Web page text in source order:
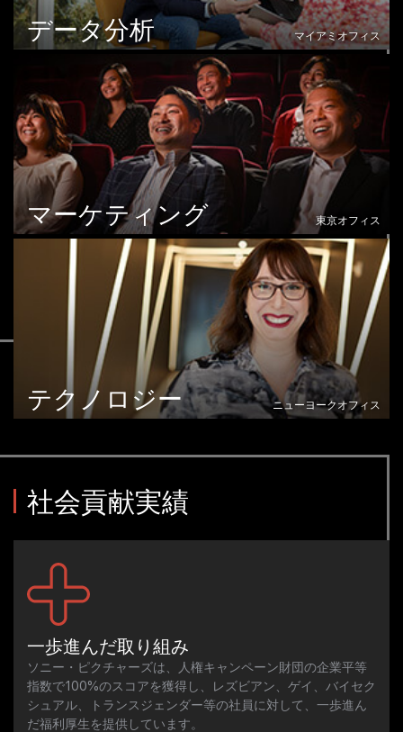
データ分析 マイアミオフィス
マーケティング 東京オフィス
テクノロジー ニューヨークオフィス
社会貢献実績
一歩進んだ取り組み
ソニー・ピクチャーズは、人権キャンペーン財団の企業平等
指数で100%のスコアを獲得し、レズビアン、ゲイ、バイセク
シュアル、トランスジェンダー等の社員に対して、一歩進ん
だ福利厚生を提供しています。